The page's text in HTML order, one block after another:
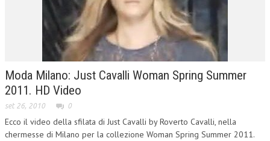
Moda Milano: Just Cavalli Woman Spring Summer
2011. HD Video
set 26, 2010 0
Ecco il video della sfilata di Just Cavalli by Roverto Cavalli, nella
chermesse di Milano per la collezione Woman Spring Summer 2011.